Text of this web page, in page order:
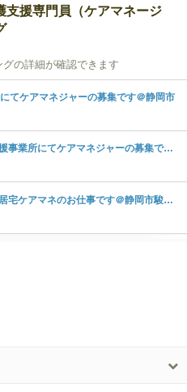
支援専門員（ケアマネージ
の詳細が確認できます
てケアマネジャーの募集です＠静岡市
＜福利厚生多数＞居宅介護支援事業所にてケアマネジャーの募集です＠静岡市駿河区
＜土日休み＞医療法人母体の居宅ケアマネのお仕事です＠静岡市駿河区